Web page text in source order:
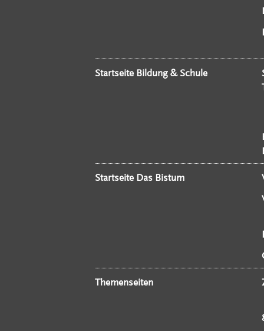
Startseite Bildung & Schule
Startseite Das Bistum
Themenseiten